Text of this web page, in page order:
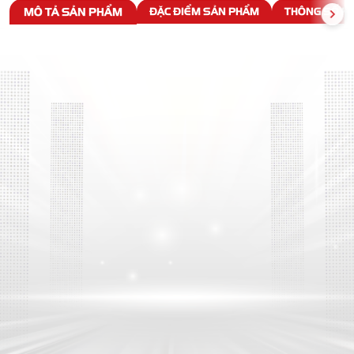
MÔ TẢ SẢN PHẨM ĐẶC ĐIỂM SẢN PHẨM THÔNG SỐ